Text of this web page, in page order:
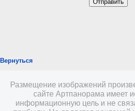
Вернуться
Размещение изображений
сайте Артпанорама имеет
информационную цель и не